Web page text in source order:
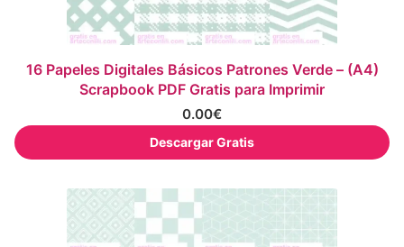
16 Papeles Digitales Básicos Patrones Verde – (A4)
Scrapbook PDF Gratis para Imprimir
0.00€
Descargar Gratis